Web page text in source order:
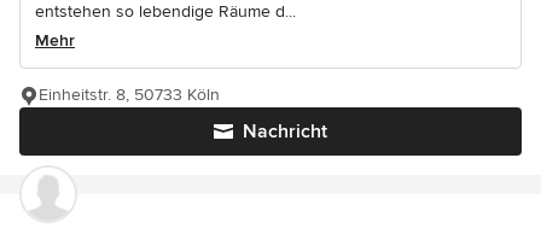
entstehen so lebendige Räume d...
Mehr
Nachricht
Einheitstr. 8, 50733 Köln